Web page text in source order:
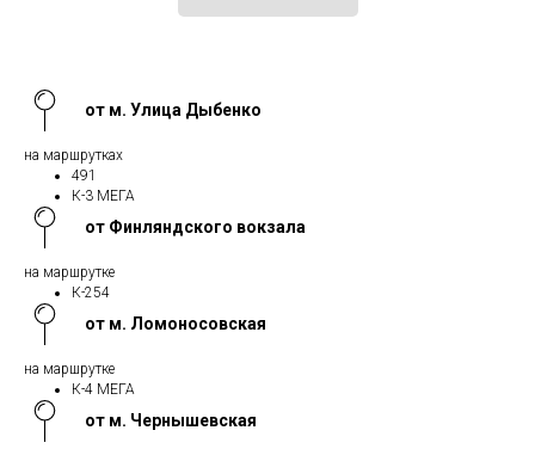
от м. Улица Дыбенко
на маршрутках
491
К-3 МЕГА
от Финляндского вокзала
на маршрутке
К-254
от м. Ломоносовская
на маршрутке
К-4 МЕГА
от м. Чернышевская